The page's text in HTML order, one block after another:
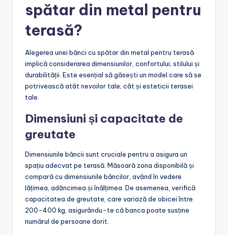
spătar din metal pentru
terasă?
Alegerea unei bănci cu spătar din metal pentru terasă
implică considerarea dimensiunilor, confortului, stilului și
durabilității. Este esențial să găsești un model care să se
potrivească atât nevoilor tale, cât și esteticii terasei
tale.
Dimensiuni și capacitate de
greutate
Dimensiunile băncii sunt cruciale pentru a asigura un
spațiu adecvat pe terasă. Măsoară zona disponibilă și
compară cu dimensiunile băncilor, având în vedere
lățimea, adâncimea și înălțimea. De asemenea, verifică
capacitatea de greutate, care variază de obicei între
200-400 kg, asigurându-te că banca poate susține
numărul de persoane dorit.